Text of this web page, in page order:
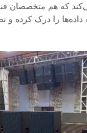
که هم متخصصان
را درک کرده و